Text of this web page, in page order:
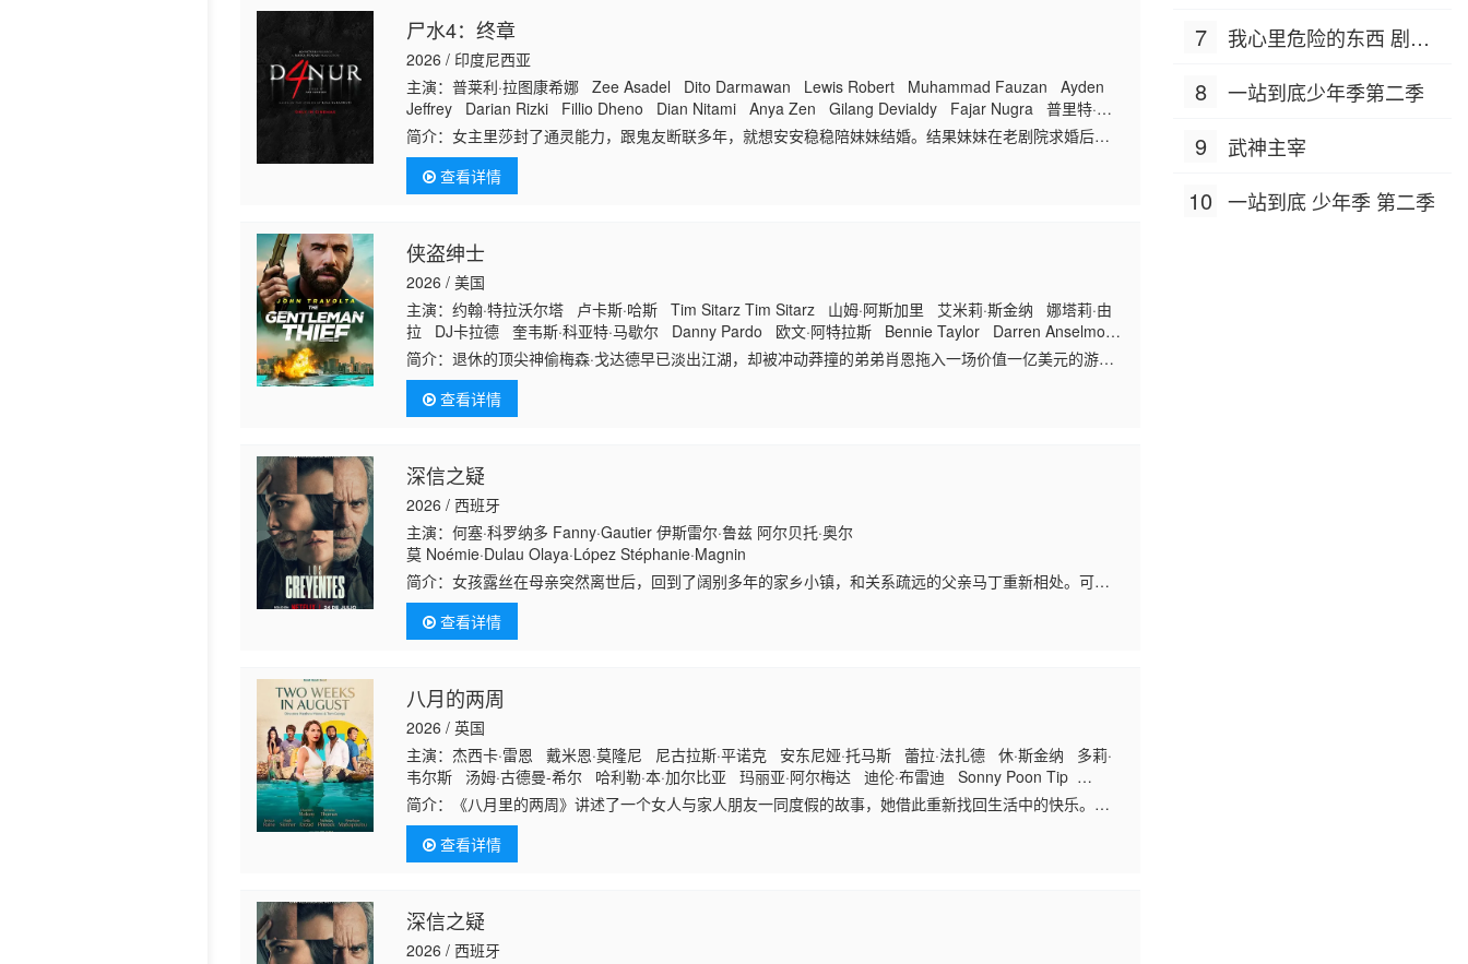
尸水4：终章
2026 / 印度尼西亚
主演：普莱利·拉图康希娜 Zee Asadel Dito Darmawan Lewis Robert Muhammad Fauzan Ayden
Jeffrey Darian Rizki Fillio Dheno Dian Nitami Anya Zen Gilang Devialdy Fajar Nugra 普里特·蒂
莫西 McDanny Dini Vitri
简介：女主里莎封了通灵能力，跟鬼友断联多年，就想安安稳稳陪妹妹结婚。结果妹妹在老剧院求婚后直
接被邪灵缠上，整个人性情大变，怪事接二连三炸出来。里莎没得选，只能重开通灵能力，召回童年鬼
友，杀进老剧院硬刚邪灵，
查看详情
侠盗绅士
2026 / 美国
主演：约翰·特拉沃尔塔 卢卡斯·哈斯 Tim Sitarz Tim Sitarz 山姆·阿斯加里 艾米莉·斯金纳 娜塔莉·由
拉 DJ卡拉德 奎韦斯·科亚特·马歇尔 Danny Pardo 欧文·阿特拉斯 Bennie Taylor Darren Anselmo
Brittany Seals 克里斯蒂娜·利奇亚迪
简介：退休的顶尖神偷梅森·戈达德早已淡出江湖，却被冲动莽撞的弟弟肖恩拖入一场价值一亿美元的游艇
大劫案。劫案迅速失控，众人陷入布满欺骗的危险圈套。随着局势不断升级，宿敌接连现身，梅森被迫动
用毕生所有的技巧与心
查看详情
深信之疑
2026 / 西班牙
主演：何塞·科罗纳多 Fanny·Gautier 伊斯雷尔·鲁兹 阿尔贝托·奥尔
莫 Noémie·Dulau Olaya·López Stéphanie·Magnin
简介：女孩露丝在母亲突然离世后，回到了阔别多年的家乡小镇，和关系疏远的父亲马丁重新相处。可父
亲种种反常诡异的举止，加上小镇居民讳莫如深的态度，让她对母亲意外死亡的官方结论产生了强烈怀
疑。她顶着压力暗中追查真
查看详情
八月的两周
2026 / 英国
主演：杰西卡·雷恩 戴米恩·莫隆尼 尼古拉斯·平诺克 安东尼娅·托马斯 蕾拉·法扎德 休·斯金纳 多莉·
韦尔斯 汤姆·古德曼-希尔 哈利勒·本·加尔比亚 玛丽亚·阿尔梅达 迪伦·布雷迪 Sonny Poon Tip
Cassius Hackforth Florence Banks Eliza Anthony Lambon Peter Winfield
简介：
《八月里的两周》讲述了一个女人与家人朋友一同度假的故事，她借此重新找回生活中的快乐。佐
伊开始践行自己内心最强烈的愿望，而她所期待的这次度假也成为了对一群不愿长大成人的人的一次审
视。但当他们发现自己被困
查看详情
深信之疑
2026 / 西班牙
7
我心里危险的东西 剧场
8 一站到底少年季第二季
9 武神主宰
10 一站到底 少年季 第二季